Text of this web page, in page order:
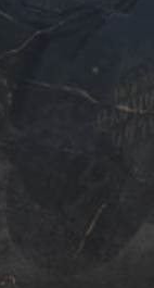
svim
na
regiona. Isto
regiona.